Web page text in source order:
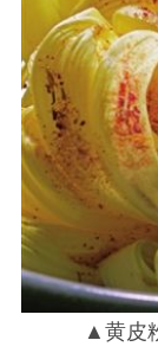
▲黄皮